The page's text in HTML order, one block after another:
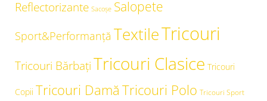
Reflectorizante Sacoșe Salopete
Sport&Performanță TextileTricouri
Tricouri BărbațiTricouri Clasice Tricouri
Copii Tricouri Damă Tricouri Polo Tricouri Sport